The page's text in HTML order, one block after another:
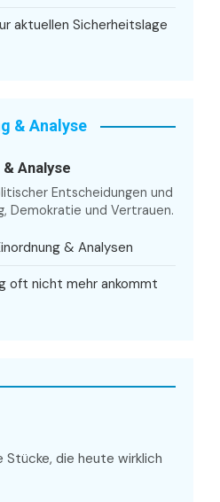
aktuellen Sicherheitslage
& Analyse
Analyse
Entscheidungen und
Demokratie und Vertrauen.
& Analysen
oft nicht mehr ankommt
Stücke, die heute wirklich